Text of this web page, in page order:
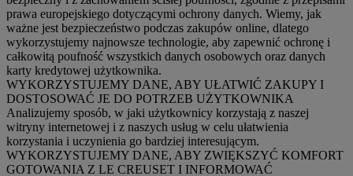
prawa europejskiego dotyczącymi ochrony danych. Wiemy, jak
ważne jest bezpieczeństwo podczas zakupów online, dlatego
wykorzystujemy najnowsze technologie, aby zapewnić ochronę i
całkowitą poufność wszystkich danych osobowych oraz danych
karty kredytowej użytkownika.
WYKORZYSTUJEMY DANE, ABY UŁATWIĆ ZAKUPY I
DOSTOSOWAĆ JE DO POTRZEB UŻYTKOWNIKA
Analizujemy sposób, w jaki użytkownicy korzystają z naszej
witryny internetowej i z naszych usług w celu ułatwienia
korzystania i uczynienia go bardziej interesującym.
WYKORZYSTUJEMY DANE, ABY ZWIĘKSZYĆ KOMFORT
GOTOWANIA Z LE CREUSET I INFORMOWAĆ